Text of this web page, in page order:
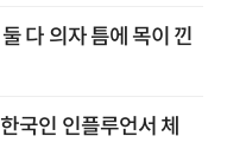
다 의자 틈에 목이 낀
국인 인플루언서 체